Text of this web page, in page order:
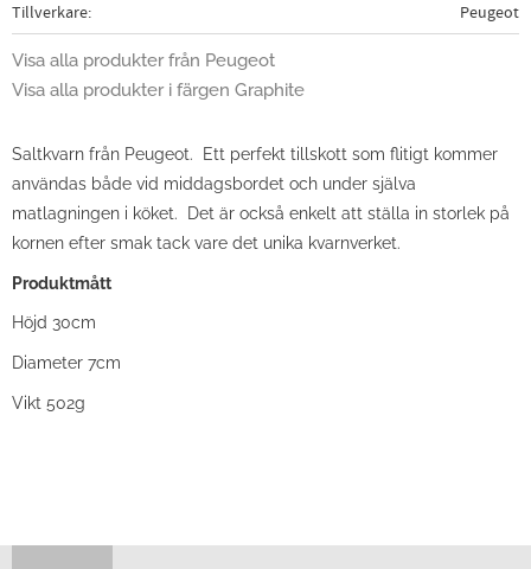
Tillverkare
Peugeot
Visa alla produkter från Peugeot
Visa alla produkter i färgen Graphite
Saltkvarn från Peugeot. Ett perfekt tillskott som flitigt kommer
användas både vid middagsbordet och under själva
matlagningen i köket. Det är också enkelt att ställa in storlek på
kornen efter smak tack vare det unika kvarnverket.
Produktmått
Höjd 30cm
Diameter 7cm
Vikt 502g